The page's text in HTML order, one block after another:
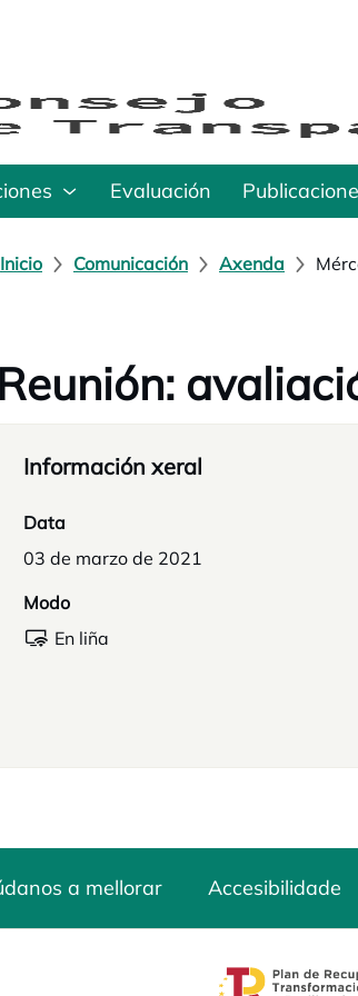
Evaluación
Inicio Comunicación Axenda
Reunión:
Información xeral
Data
03 de marzo de 2021
Modo
En liña
a mellorar Accesibilidade
tab